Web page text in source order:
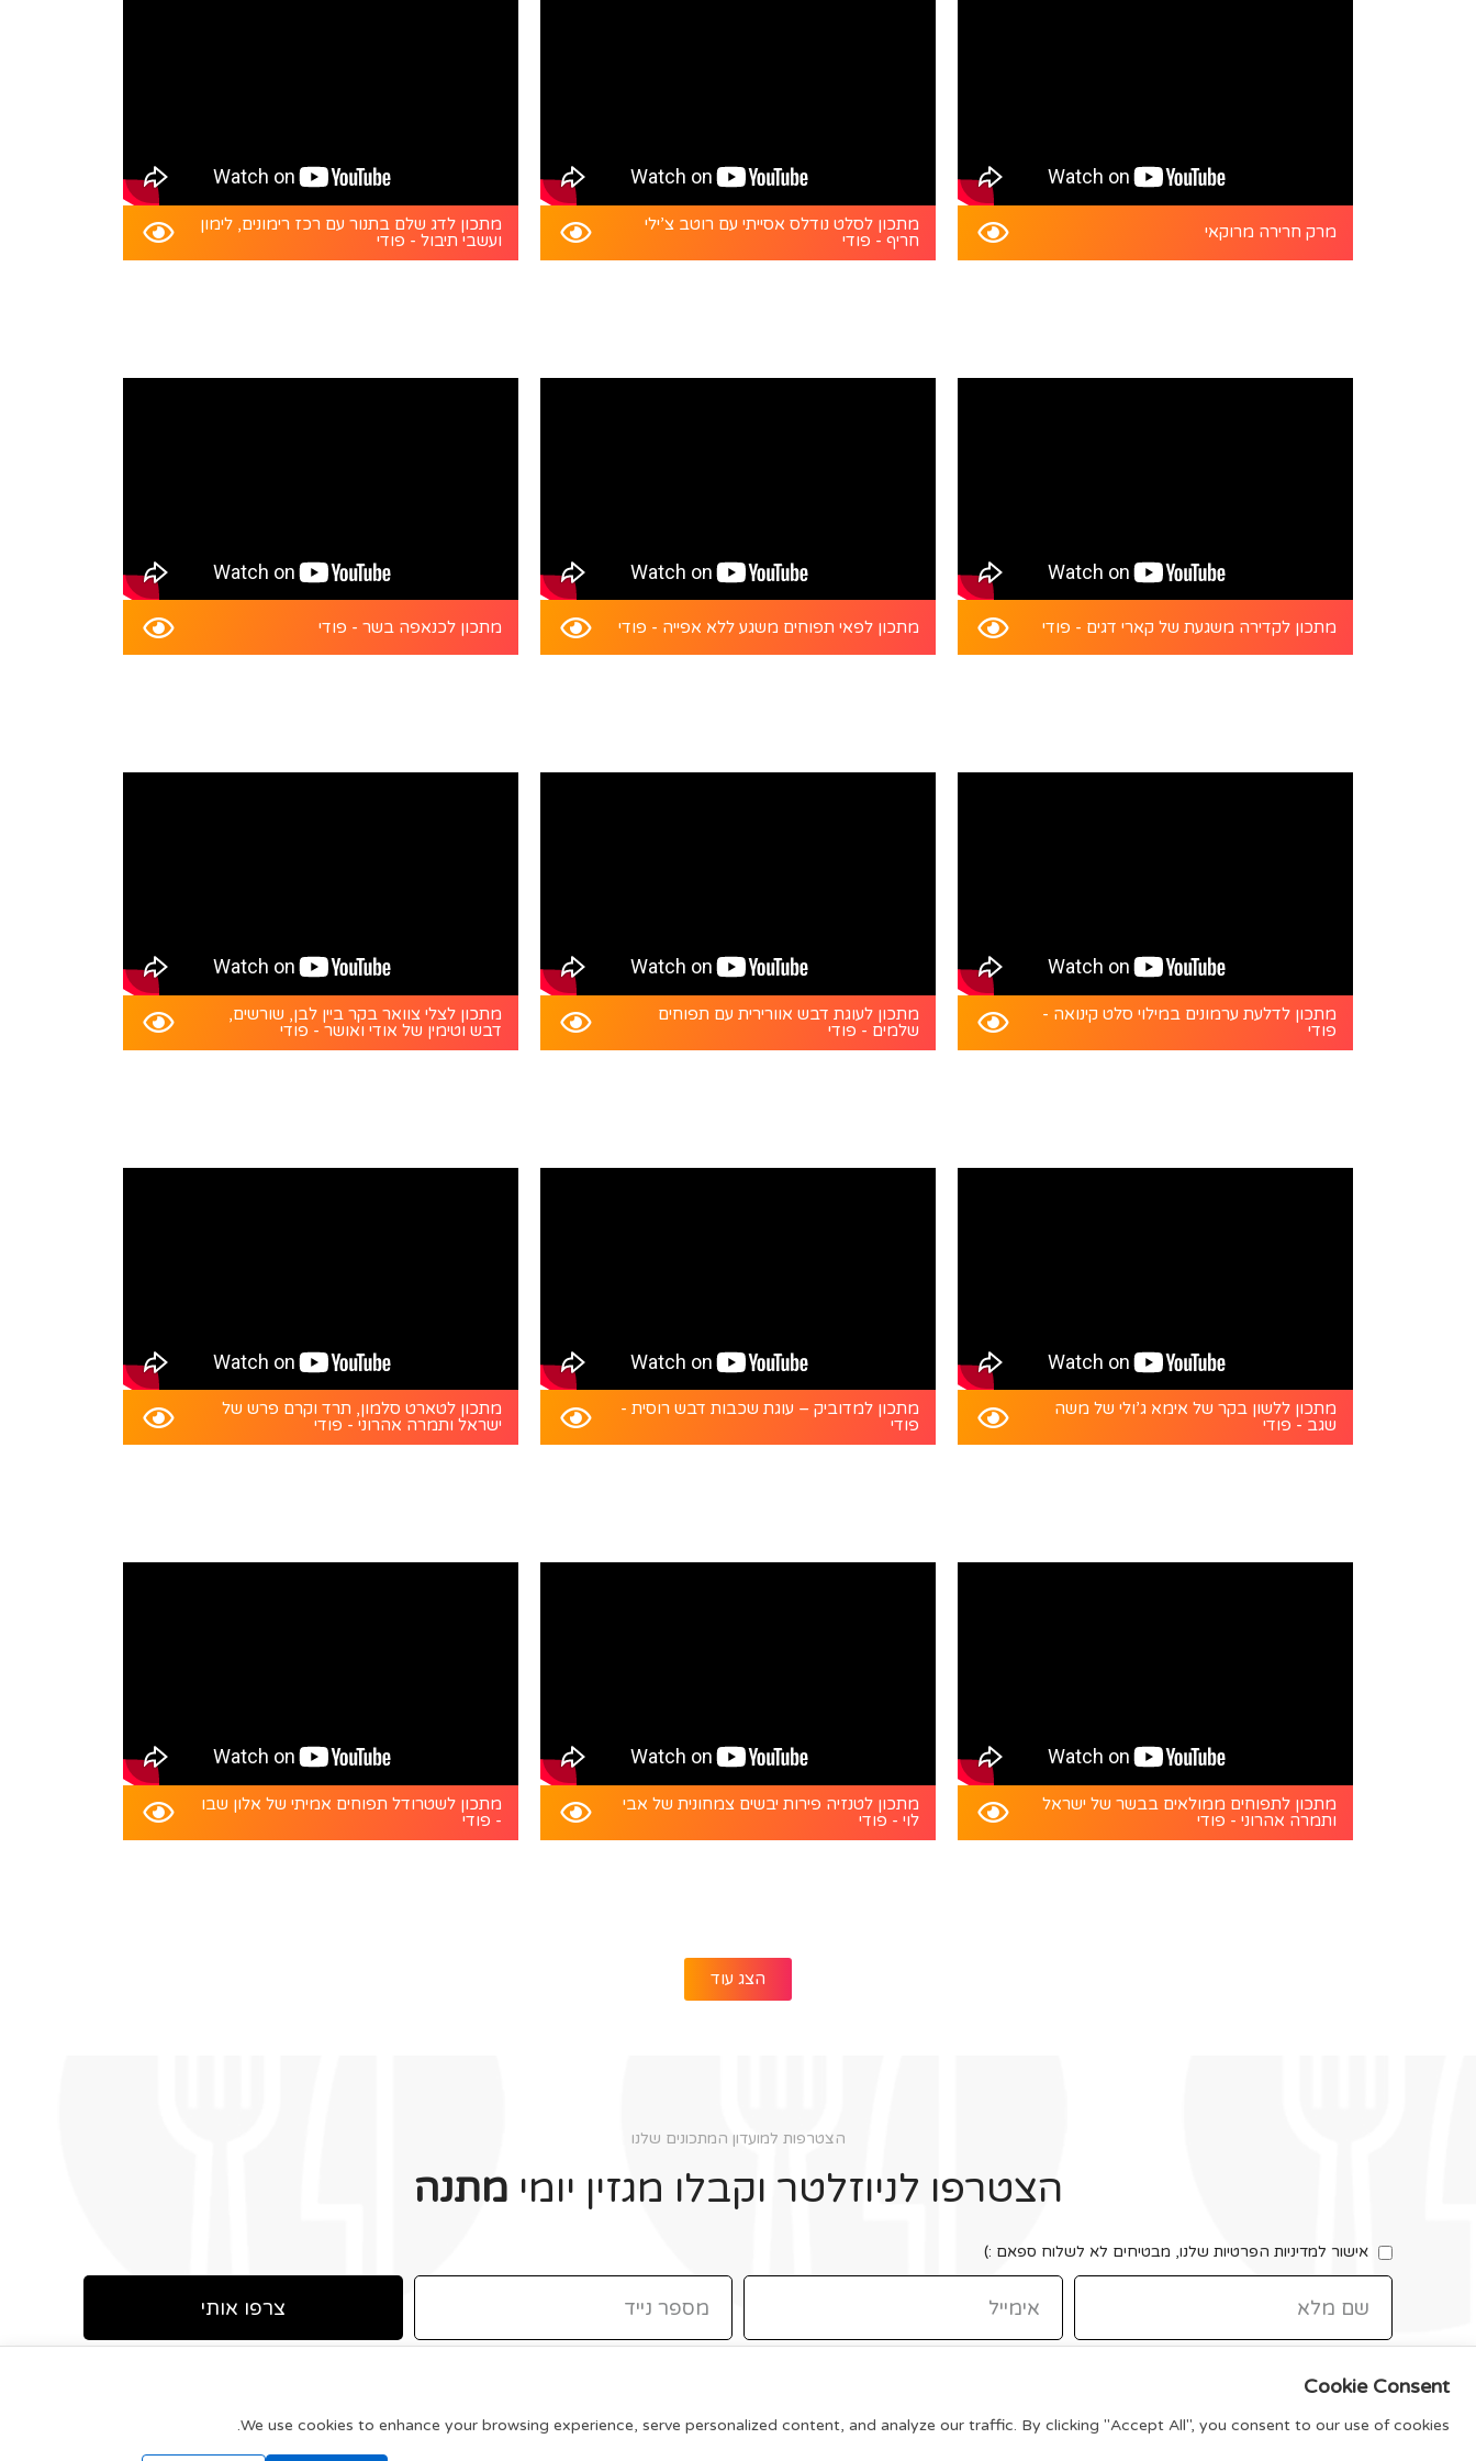
מרק חרירה מרוקאי
מתכון לסלט נודלס אסייתי עם רוטב צ’ילי
חריף - פודי
מתכון לדג שלם בתנור עם רכז רימונים, לימון
ועשבי תיבול - פודי
מתכון לקדירה משגעת של קארי דגים - פודי מתכון לפאי תפוחים משגע ללא אפייה - פודי מתכון לכנאפה בשר - פודי
מתכון לדלעת ערמונים במילוי סלט קינואה -
פודי
מתכון לעוגת דבש אוורירית עם תפוחים
שלמים - פודי
מתכון לצלי צוואר בקר ביין לבן, שורשים,
דבש וטימין של אודי ואושר - פודי
מתכון ללשון בקר של אימא ג’ולי של משה
שגב - פודי
מתכון למדוביק – עוגת שכבות דבש רוסית -
פודי
מתכון לטארט סלמון, תרד וקרם פרש של
ישראל ותמרה אהרוני - פודי
מתכון לתפוחים ממולאים בבשר של ישראל
ותמרה אהרוני - פודי
מתכון לטנזיה פירות יבשים צמחונית של אבי
לוי - פודי
מתכון לשטרודל תפוחים אמיתי של אלון שבו
- פודי
הצג עוד
הצטרפות למועדון המתכונים שלנו
הצטרפו לניוזלטר וקבלו מגזין יומי מתנה
אישור למדיניות הפרטיות שלנו, מבטיחים לא לשלוח ספאם :)
צרפו אותי
Cookie Consent
We use cookies to enhance your browsing experience, serve personalized content, and analyze our traffic. By clicking "Accept All", you consent to our use of cookies.